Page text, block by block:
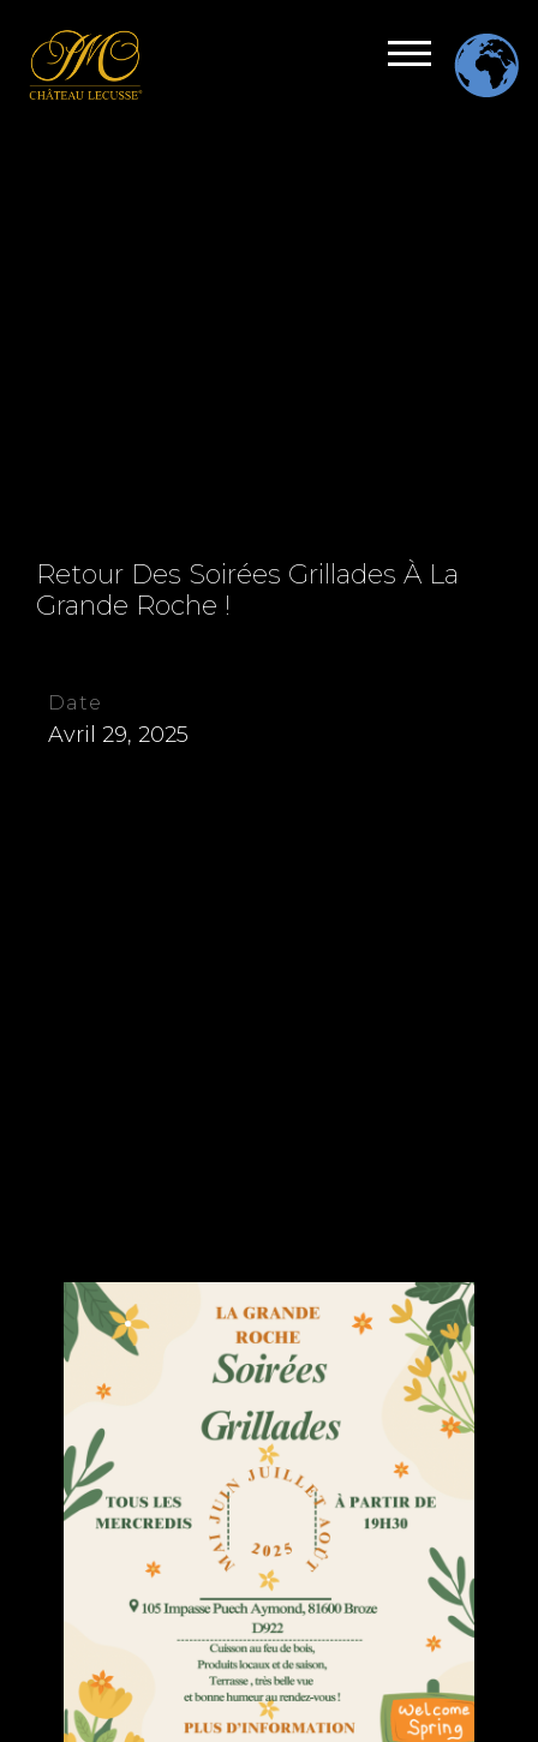
Retour Des Soirées Grillades À La
Grande Roche !
Date
Avril 29, 2025